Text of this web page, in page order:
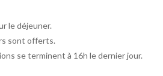
le déjeuner.
sont offerts.
se terminent à 16h le dernier jour.